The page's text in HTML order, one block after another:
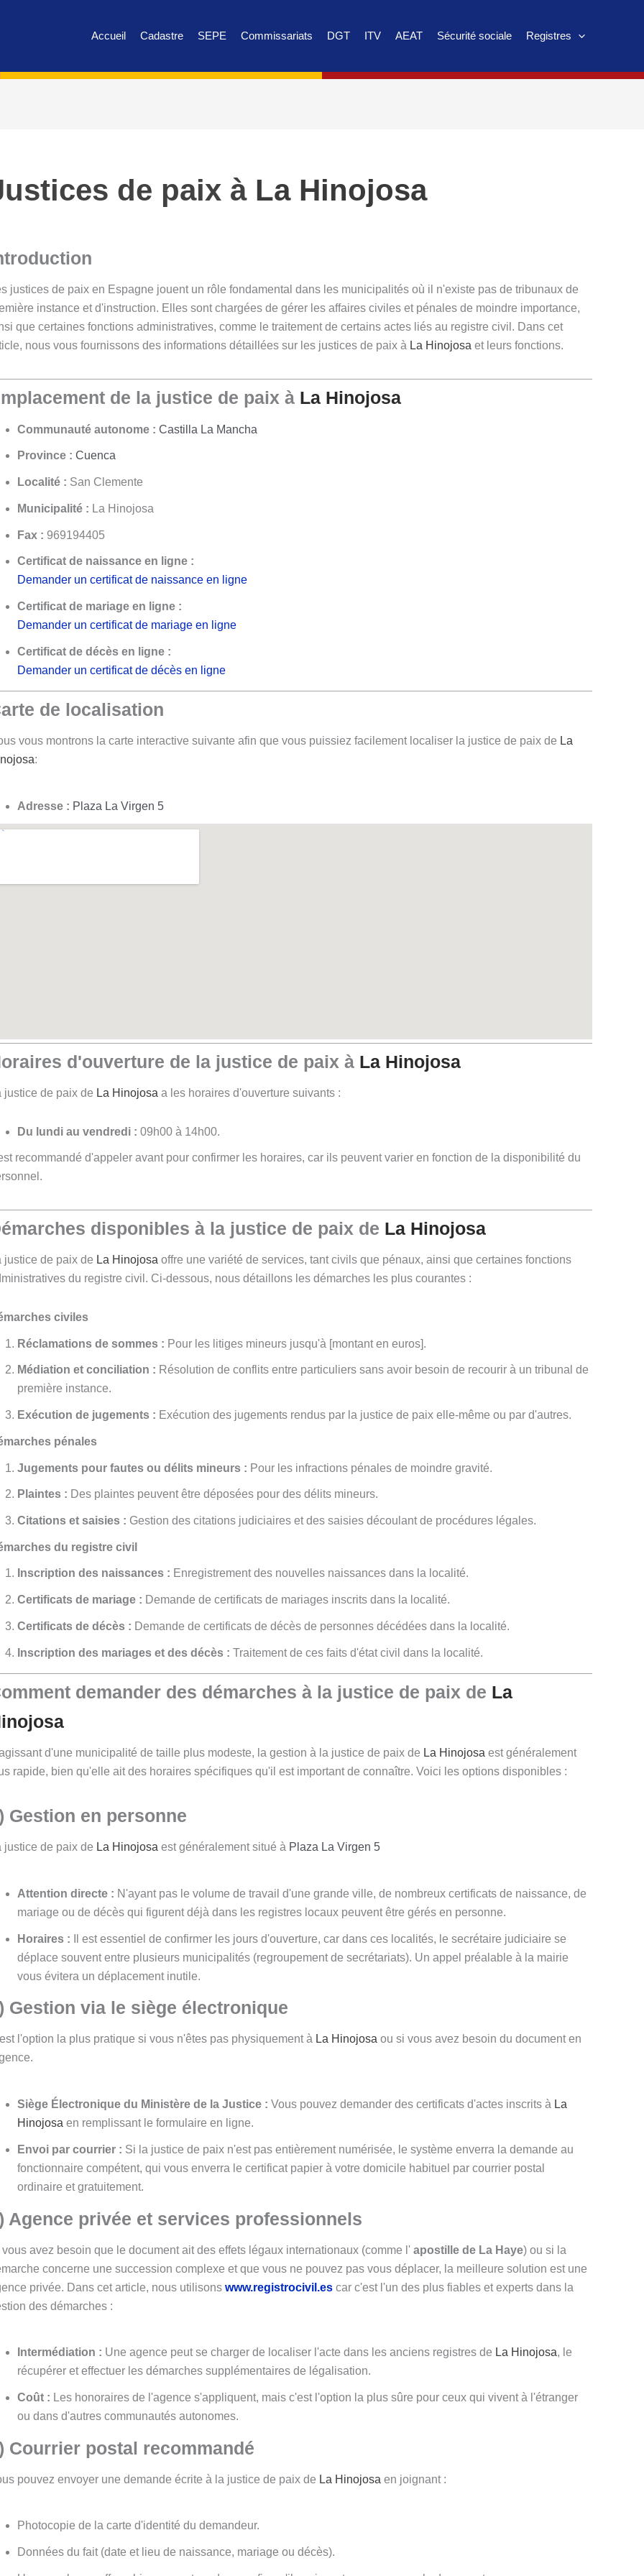
Accueil Cadastre SEPE Commissariats DGT ITV AEAT Sécurité sociale Registres
de paix à La Hinojosa
justices de paix en Espagne jouent un rôle fondamental dans les municipalités où il n'existe pas de tribunaux de
instance et d'instruction. Elles sont chargées de gérer les affaires civiles et pénales de moindre importance,
que certaines fonctions administratives, comme le traitement de certains actes liés au registre civil. Dans cet
nous vous fournissons des informations détaillées sur les justices de paix à La Hinojosa et leurs fonctions.
de la justice de paix à La Hinojosa
Communauté autonome : Castilla La Mancha
Province : Cuenca
Localité : San Clemente
Municipalité : La Hinojosa
Fax : 969194405
Certificat de naissance en ligne :
Demander un certificat de naissance en ligne
Certificat de mariage en ligne :
Demander un certificat de mariage en ligne
Certificat de décès en ligne :
Demander un certificat de décès en ligne
de localisation
vous montrons la carte interactive suivante afin que vous puissiez facilement localiser la justice de paix de La
:
Adresse : Plaza La Virgen 5
d'ouverture de la justice de paix à La Hinojosa
justice de paix de La Hinojosa a les horaires d'ouverture suivants :
Du lundi au vendredi : 09h00 à 14h00.
est recommandé d'appeler avant pour confirmer les horaires, car ils peuvent varier en fonction de la disponibilité du
disponibles à la justice de paix de La Hinojosa
justice de paix de La Hinojosa offre une variété de services, tant civils que pénaux, ainsi que certaines fonctions
du registre civil. Ci-dessous, nous détaillons les démarches les plus courantes :
civiles
Réclamations de sommes : Pour les litiges mineurs jusqu'à [montant en euros].
Médiation et conciliation : Résolution de conflits entre particuliers sans avoir besoin de recourir à un tribunal de
première instance.
Exécution de jugements : Exécution des jugements rendus par la justice de paix elle-même ou par d'autres.
pénales
Jugements pour fautes ou délits mineurs : Pour les infractions pénales de moindre gravité.
Plaintes : Des plaintes peuvent être déposées pour des délits mineurs.
Citations et saisies : Gestion des citations judiciaires et des saisies découlant de procédures légales.
du registre civil
Inscription des naissances : Enregistrement des nouvelles naissances dans la localité.
Certificats de mariage : Demande de certificats de mariages inscrits dans la localité.
Certificats de décès : Demande de certificats de décès de personnes décédées dans la localité.
Inscription des mariages et des décès : Traitement de ces faits d'état civil dans la localité.
demander des démarches à la justice de paix de La
d'une municipalité de taille plus modeste, la gestion à la justice de paix de La Hinojosa est généralement
rapide, bien qu'elle ait des horaires spécifiques qu'il est important de connaître. Voici les options disponibles :
Gestion en personne
justice de paix de La Hinojosa est généralement situé à Plaza La Virgen 5
Attention directe : N'ayant pas le volume de travail d'une grande ville, de nombreux certificats de naissance, de
mariage ou de décès qui figurent déjà dans les registres locaux peuvent être gérés en personne.
Horaires : Il est essentiel de confirmer les jours d'ouverture, car dans ces localités, le secrétaire judiciaire se
déplace souvent entre plusieurs municipalités (regroupement de secrétariats). Un appel préalable à la mairie
vous évitera un déplacement inutile.
Gestion via le siège électronique
l'option la plus pratique si vous n'êtes pas physiquement à La Hinojosa ou si vous avez besoin du document en
Siège Électronique du Ministère de la Justice : Vous pouvez demander des certificats d'actes inscrits à La
Hinojosa en remplissant le formulaire en ligne.
Envoi par courrier : Si la justice de paix n'est pas entièrement numérisée, le système enverra la demande au
fonctionnaire compétent, qui vous enverra le certificat papier à votre domicile habituel par courrier postal
ordinaire et gratuitement.
Agence privée et services professionnels
vous avez besoin que le document ait des effets légaux internationaux (comme l' apostille de La Haye) ou si la
concerne une succession complexe et que vous ne pouvez pas vous déplacer, la meilleure solution est une
privée. Dans cet article, nous utilisons www.registrocivil.es car c'est l'un des plus fiables et experts dans la
des démarches :
Intermédiation : Une agence peut se charger de localiser l'acte dans les anciens registres de La Hinojosa, le
récupérer et effectuer les démarches supplémentaires de légalisation.
Coût : Les honoraires de l'agence s'appliquent, mais c'est l'option la plus sûre pour ceux qui vivent à l'étranger
ou dans d'autres communautés autonomes.
Courrier postal recommandé
pouvez envoyer une demande écrite à la justice de paix de La Hinojosa en joignant :
Photocopie de la carte d'identité du demandeur.
Données du fait (date et lieu de naissance, mariage ou décès).